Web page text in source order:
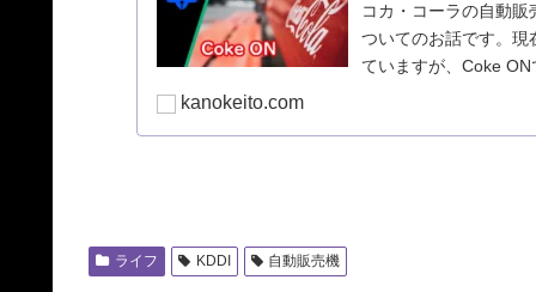
コカ・コーラの自動
ついてのお話です。現
ていますが、Coke
kanokeito.com
ライフ KDDI 自動販売機